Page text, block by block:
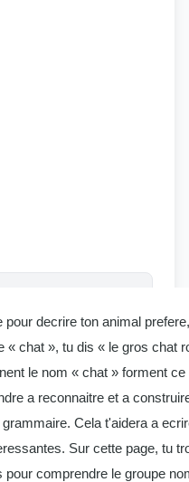
pour decrire ton animal
« chat », tu dis « le gros chat
le nom « chat » forment ce
a reconnaitre et a
Cela t'aidera a
Sur cette page, tu
comprendre le groupe